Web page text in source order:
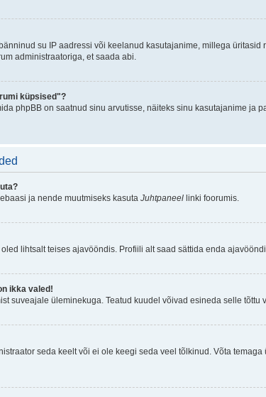
su IP aadressi või keelanud kasutajanime, millega
administraatoriga, et saada abi.
küpsised"?
phpBB on saatnud sinu arvutisse, näiteks sinu kasutajanime ja
ja nende muutmiseks kasuta Juhtpaneel linki foorumis.
lihtsalt teises ajavööndis. Profiili alt saad sättida enda
ikka valed!
suveajale üleminekuga. Teatud kuudel võivad esineda selle
seda keelt või ei ole keegi seda veel tõlkinud. Võta